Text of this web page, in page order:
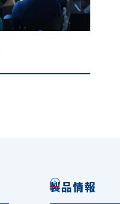
製品情報